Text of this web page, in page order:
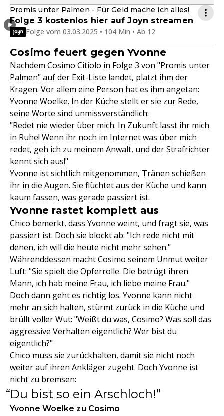
Promis unter Palmen - Für Geld mache ich alles!
Folge 3 kostenlos hier auf Joyn streamen
Folge vom 03.03.2025 • 104 Min • Ab 12
Cosimo feuert gegen Yvonne
Nachdem Cosimo Citiolo in Folge 3 von "Promis unter
Palmen" auf der Exit-Liste landet, platzt ihm der
Kragen. Vor allem eine Person hat es ihm angetan:
Yvonne Woelke. In der Küche stellt er sie zur Rede,
seine Worte sind unmissverständlich:
"Redet nie wieder über mich. In Zukunft lasst ihr mich
in Ruhe! Wenn ihr noch im Internet was über mich
redet, geh ich zu meinem Anwalt, und der Strafrichter
kennt sich aus!"
Yvonne ist sichtlich mitgenommen, Tränen schießen
ihr in die Augen. Sie flüchtet aus der Küche und kann
kaum fassen, was gerade passiert ist.
Yvonne rastet komplett aus
Chico bemerkt, dass Yvonne weint, und fragt sie, was
passiert ist. Doch sie blockt ab: "Ich rede nicht mit
denen, ich will die heute nicht mehr sehen."
Währenddessen macht Cosimo seinem Unmut weiter
Luft: "Sie spielt die Opferrolle. Die betrügt ihren
Mann, ich hab meine Frau, ich liebe meine Frau."
Doch dann geht es richtig los. Yvonne kann nicht
mehr an sich halten, stürmt zurück in die Küche und
brüllt voller Wut: "Weißt du was, Cosimo? Was soll das
aggressive Verhalten eigentlich? Wer bist du
eigentlich?"
Chico muss sie zurückhalten, damit sie nicht noch
weiter auf ihren Ankläger zugeht. Doch Yvonne ist
nicht zu bremsen:
Du bist so ein Arschloch!
Yvonne Woelke zu Cosimo